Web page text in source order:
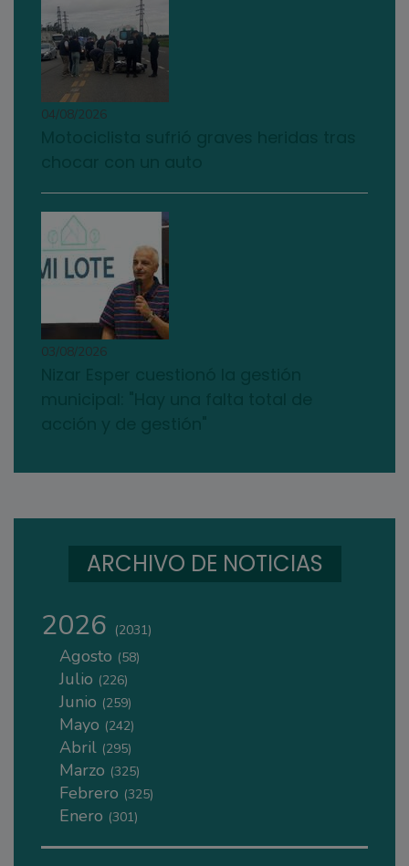
04/08/2026
03/08/2026
ARCHIVO DE NOTICIAS
2026 (2031)
Agosto (58)
Julio (226)
Junio (259)
Mayo (242)
Abril (295)
Marzo (325)
Febrero (325)
Enero (301)